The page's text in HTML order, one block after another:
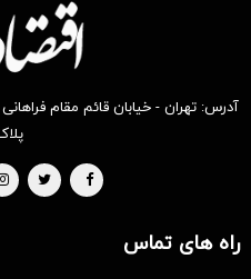
آدرس: تهران - خیابان قائم مقام
پلاک
راه های تماس